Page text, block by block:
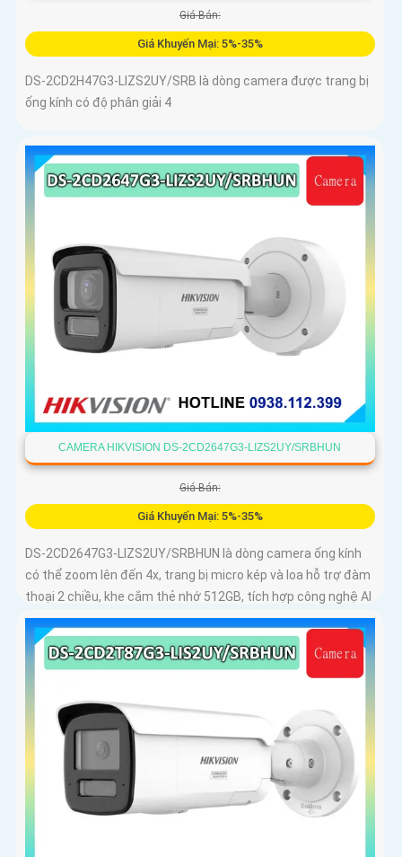
Giá Bán:
Giá Khuyến Mại: 5%-35%
DS-2CD2H47G3-LIZS2UY/SRB là dòng camera được trang bị
ống kính có độ phân giải 4
CAMERA HIKVISION DS-2CD2647G3-LIZS2UY/SRBHUN
Giá Bán:
Giá Khuyến Mại: 5%-35%
DS-2CD2647G3-LIZS2UY/SRBHUN là dòng camera ống kính
có thể zoom lên đến 4x, trang bị micro kép và loa hỗ trợ đàm
thoại 2 chiều, khe cắm thẻ nhớ 512GB, tích hợp công nghệ AI
trong việc cân bằng màu sáng trong điều kiện ánh sáng yếu,
ống kính có độ phân giải 4